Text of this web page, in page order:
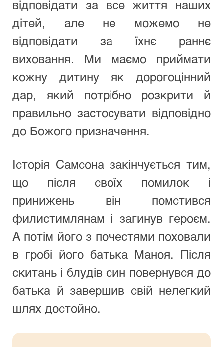
відповідати за все життя наших
дітей, але не можемо не
відповідати за їхнє раннє
виховання. Ми маємо приймати
кожну дитину як дорогоцінний
дар, який потрібно розкрити й
правильно застосувати відповідно
до Божого призначення.
Історія Самсона закінчується тим,
що після своїх помилок і
принижень він помстився
филистимлянам і загинув героєм.
А потім його з почестями поховали
в гробі його батька Маноя. Після
скитань і блудів син повернувся до
батька й завершив свій нелегкий
шлях достойно.